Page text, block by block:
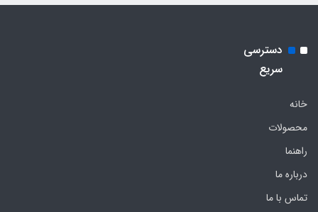
دسترسی
سریع
خانه
محصولات
راهنما
درباره ما
تماس با ما